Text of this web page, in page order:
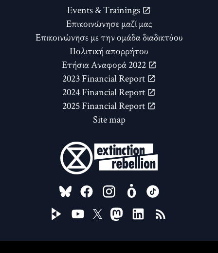
Events & Trainings
Επικοινώνησε μαζί μας
Επικοινώνησε με την ομάδα διαδικτύου
Πολιτική απορρήτου
Ετήσια Αναφορά 2022
2023 Financial Report
2024 Financial Report
2025 Financial Report
Site map
FOLLOW US ON